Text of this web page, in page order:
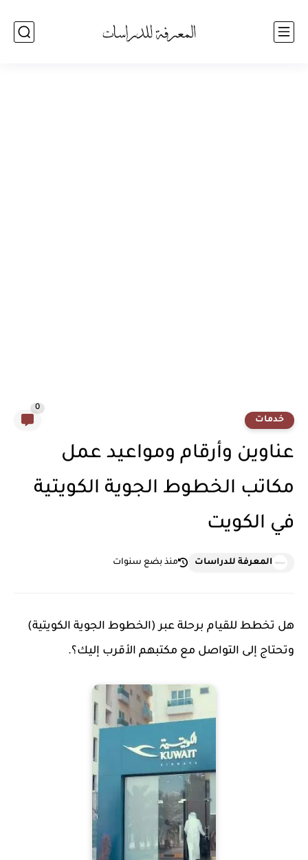
خدمات
0
عناوين وأرقام ومواعيد عمل
مكاتب الخطوط الجوية الكويتية
في الكويت
المعرفة للدراسات منذ بضع سنوات
هل تخطط للقيام برحلة عبر (الخطوط الجوية الكويتية)
وتحتاج إلى التواصل مع مكتبهم الأقرب إليك؟.